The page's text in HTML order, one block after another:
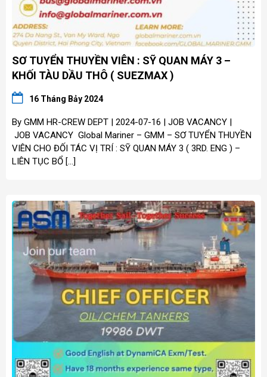
SƠ TUYỂN THUYỀN VIÊN : SỸ QUAN MÁY 3 –
KHỐI TÀU DẦU THÔ ( SUEZMAX )
16 Tháng Bảy 2024
By GMM HR-CREW DEPT | 2024-07-16 | JOB VACANCY |
JOB VACANCY Global Mariner – GMM – SƠ TUYỂN THUYỀN
VIÊN CHO ĐỐI TÁC VỊ TRÍ : SỸ QUAN MÁY 3 ( 3RD. ENG ) –
LIÊN TỤC BỔ […]